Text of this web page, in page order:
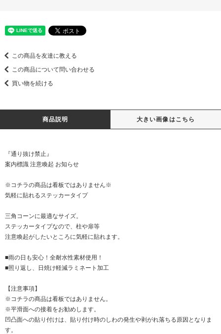
この商品を友達に教える
この商品について問い合わせる
買い物を続ける
商品説明 大きい画像はこちら
『通り抜け禁止』
案内標識 注意喚起 お知らせ
※コチラの商品は看板ではありません※
気軽に貼れるステッカータイプ
三角コーンに最適なサイズ。
ステッカータイプなので、柱や扉等
注意喚起がしたいところに気軽に貼れます。
■雨の日も安心！全耐水性素材使用！
■照り返し、日焼け軽減ラミネート加工
【注意事項】
※コチラの商品は看板ではありません。
※平滑面への接着をお勧めします。
凹凸面への貼り付けは、貼り付け時のしわの発生や剥がれ落ちる原因となりま
す。